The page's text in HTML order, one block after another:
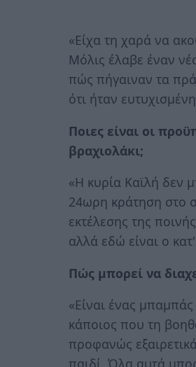
«Είχα τη χαρά να
Μόλις έλαβε έναν
πώς πήγαιναν τα
ότι ήταν
Ποιες είναι οι
βραχιολάκι;
«Η κυρία Καϊλή δεν
24ωρη κράτηση στο
εκτέλεσης της
αλλά εδώ είναι ο
Πώς μπορεί να
«Είναι ένας μπαμπάς
κάποιος που τη
προφανώς